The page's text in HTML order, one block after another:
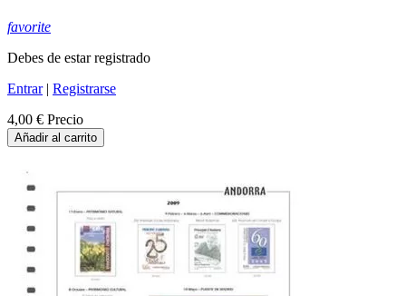
favorite
Debes de estar registrado
Entrar| Registrarse
4,00 € Precio
Añadir al carrito